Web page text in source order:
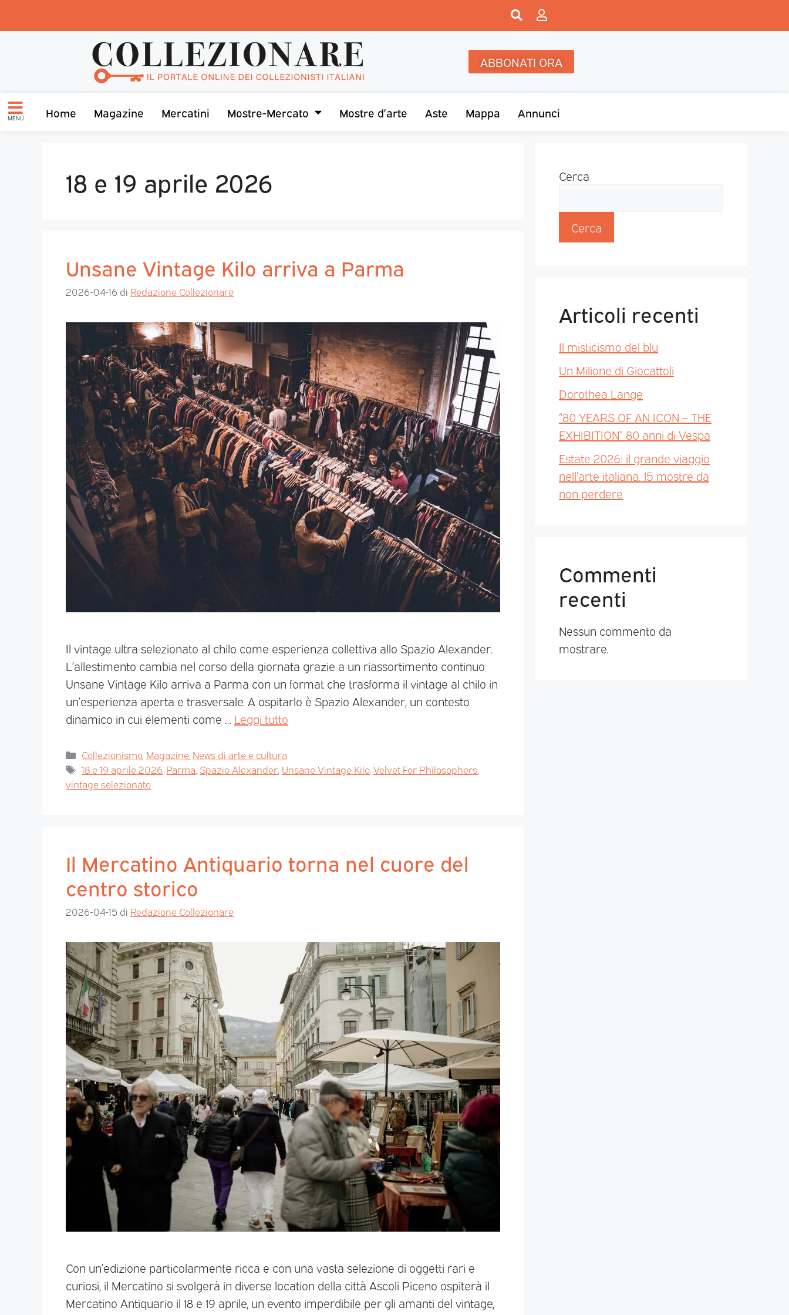
ABBONATI ORA
MENU Home Magazine Mercatini Mostre-Mercato Mostre d’arte Aste Mappa Annunci
18 e 19 aprile 2026
Unsane Vintage Kilo arriva a Parma
2026-04-16 di Redazione Collezionare
Il vintage ultra selezionato al chilo come esperienza collettiva allo Spazio Alexander.
L’allestimento cambia nel corso della giornata grazie a un riassortimento continuo
Unsane Vintage Kilo arriva a Parma con un format che trasforma il vintage al chilo in
un’esperienza aperta e trasversale. A ospitarlo è Spazio Alexander, un contesto
dinamico in cui elementi come … Leggi tutto
Collezionismo, Magazine, News di arte e cultura
18 e 19 aprile 2026 Parma ,Spazio Alexander Unsane Vintage Kilo,Velvet For Philosophers
vintage selezionato
Il Mercatino Antiquario torna nel cuore del
centro storico
2026-04-15 di Redazione Collezionare
Con un’edizione particolarmente ricca e con una vasta selezione di oggetti rari e
curiosi, il Mercatino si svolgerà in diverse location della città Ascoli Piceno ospiterà il
Mercatino Antiquario il 18 e 19 aprile, un evento imperdibile per gli amanti del vintage,
Cerca
Cerca
Articoli recenti
Il misticismo del blu
Un Milione di Giocattoli
Dorothea Lange
“80 YEARS OF AN ICON – THE
EXHIBITION” 80 anni di Vespa
Estate 2026: il grande viaggio
nell’arte italiana. 15 mostre da
non perdere
Commenti
recenti
Nessun commento da
mostrare.